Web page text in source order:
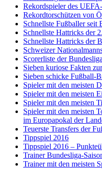
Rekordspieler des
Rekordtorschützen von
Schnellste Fußballer seit
Schnellste Hattricks der
Schnellste Hattricks der
Schweizer
Scorerliste der
Sieben kuriose Fakten
Sieben schicke Fußball-
Spieler mit den meisten
Spieler mit den meisten
Spieler mit den meisten
Spieler mit den meisten
im Europapokal der
Teuerste Transfers der
Tippspiel 2016
Tippspiel 2016 –
Trainer Bundesliga-
Trainer mit den meisten